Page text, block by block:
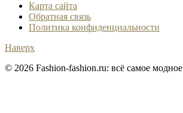
Карта сайта
Обратная связь
Политика конфиденциальности
Наверх
© 2026 Fashion-fashion.ru: всё самое модное